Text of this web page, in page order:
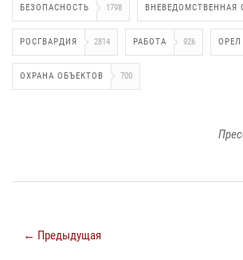
БЕЗОПАСНОСТЬ 1798 ВНЕВЕДОМСТВЕННАЯ
РОСГВАРДИЯ 2814 РАБОТА 926 ОРЕЛ
ОХРАНА ОБЪЕКТОВ 700
← Предыдущая